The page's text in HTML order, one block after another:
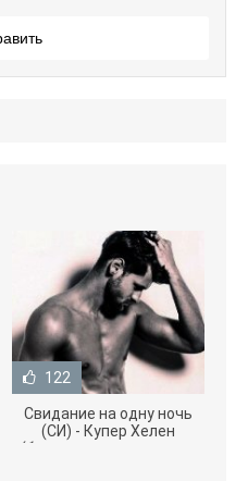
122
Свидание на одну ночь
(СИ) - Купер Хелен
(бесплатные серии книг